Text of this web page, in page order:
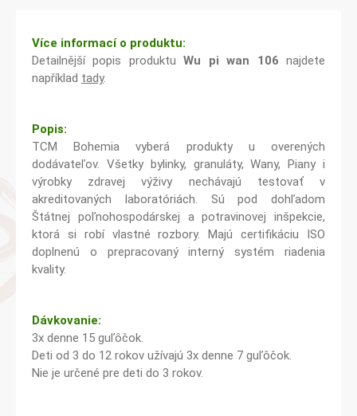
Více informací o produktu:
Detailnější popis produktuWu pi wan 106 najdete
například tady.
Popis:
TCM Bohemia vyberá produkty u overených
dodávateľov. Všetky bylinky, granuláty, Wany, Piany i
výrobky zdravej výživy nechávajú testovať v
akreditovaných laboratóriách. Sú pod dohľadom
Štátnej poľnohospodárskej a potravinovej inšpekcie,
ktorá si robí vlastné rozbory. Majú certifikáciu ISO
doplnenú o prepracovaný interný systém riadenia
kvality.
Dávkovanie:
3x denne 15 guľôčok.
Deti od 3 do 12 rokov užívajú 3x denne 7 guľôčok.
Nie je určené pre deti do 3 rokov.